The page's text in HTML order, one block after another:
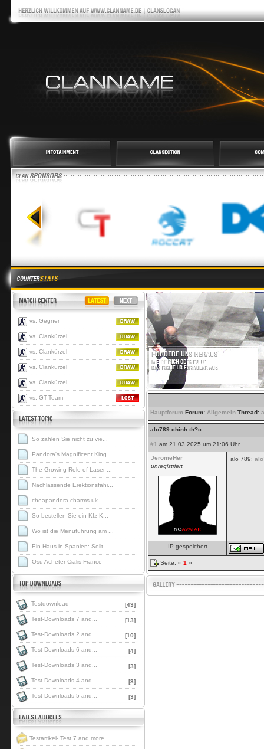
vs. Gegner
vs. Clankürzel
vs. Clankürzel
vs. Clankürzel
vs. Clankürzel
vs. GT-Team
So zahlen Sie nicht zu vie...
Pandora's Magnificent King...
The Growing Role of Laser ...
Nachlassende Erektionsfähi...
cheapandora charms uk
So bestellen Sie ein Kfz-K...
Wo ist die Menüführung am ...
Ein Haus in Spanien: Sollt...
Osu Acheter Cialis France
Testdownload [43]
Test-Downloads 7 and... [13]
Test-Downloads 2 and... [10]
Test-Downloads 6 and... [4]
Test-Downloads 3 and... [3]
Test-Downloads 4 and... [3]
Test-Downloads 5 and... [3]
Testartikel- Test 7 and more...
Hauptforum Forum: Allgemein Thread:
alo789 chinh th?c
#1 am 21.03.2025 um 21:06 Uhr
JeromeHer
unregistriert
alo 789:
IP gespeichert
Seite: « 1 »